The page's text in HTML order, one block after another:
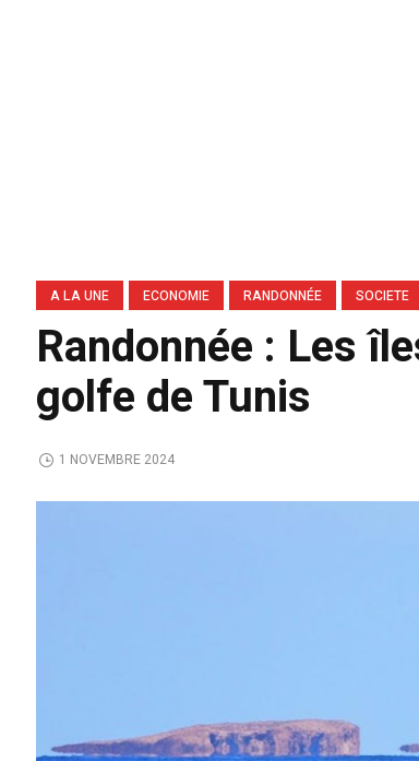
A LA UNE ECONOMIE RANDONNÉE SOCIETE
Randonnée : Les
golfe de Tunis
1 NOVEMBRE 2024